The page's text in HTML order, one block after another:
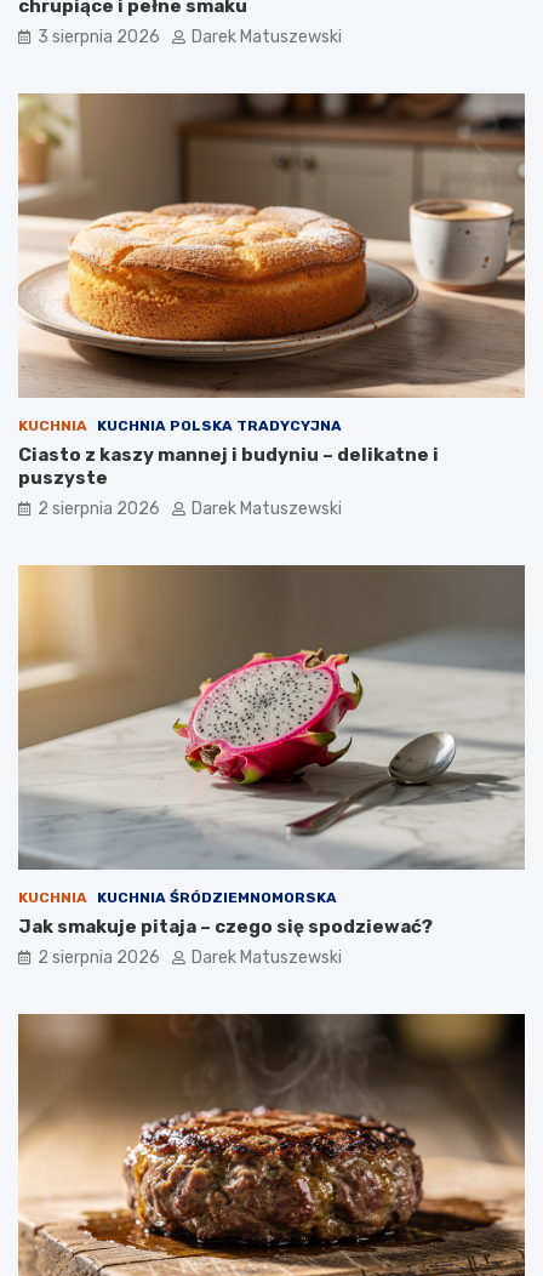
chrupiące i pełne smaku
3 sierpnia 2026 Darek Matuszewski
KUCHNIA KUCHNIA POLSKA TRADYCYJNA
Ciasto z kaszy mannej i budyniu – delikatne i
puszyste
2 sierpnia 2026 Darek Matuszewski
KUCHNIA KUCHNIA ŚRÓDZIEMNOMORSKA
Jak smakuje pitaja – czego się spodziewać?
2 sierpnia 2026 Darek Matuszewski